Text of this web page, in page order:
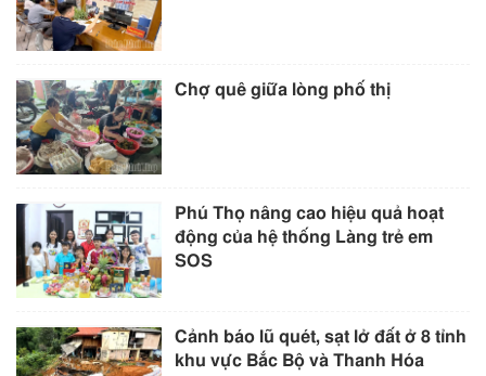
Chợ quê giữa lòng phố thị
Phú Thọ nâng cao hiệu quả hoạt
động của hệ thống Làng trẻ em
SOS
Cảnh báo lũ quét, sạt lở đất ở 8 tỉnh
khu vực Bắc Bộ và Thanh Hóa